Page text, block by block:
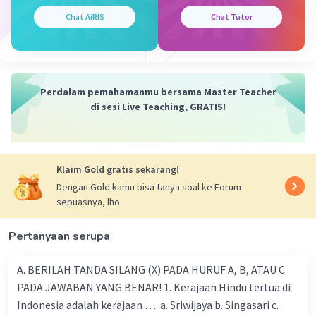
giginya. Seperti: tidak memiliki giri taring,
mengunyah.
punya tembolok. Tembolok ini adalah kantong
tempat makanan, yang ada di leher. Biasanya,
burung merpati, perkutut, dan burung beo.
3.Omnivora
Omnivora adalah hewab yang suka makan daging
maupun tumbuhan atau dikenal juga dengan
hewan pemakan segala.
Selain punya gigi taring yang tajam, hewan ini
juga punya gigi seri Contoh : beruang, tikus,
ayam, flamingo, paus, monyet, dan musang.
Chat AiRIS Chat Tutor
Perdalam pemahamanmu bersama Master Teacher
di sesi Live Teaching, GRATIS!
Klaim Gold gratis sekarang!
Dengan Gold kamu bisa tanya soal ke Forum
sepuasnya, lho.
Pertanyaan serupa
A. BERILAH TANDA SILANG (X) PADA HURUF A, B, ATAU C
PADA JAWABAN YANG BENAR! 1. Kerajaan Hindu tertua di
Indonesia adalah kerajaan …. a. Sriwijaya b. Singasari c.